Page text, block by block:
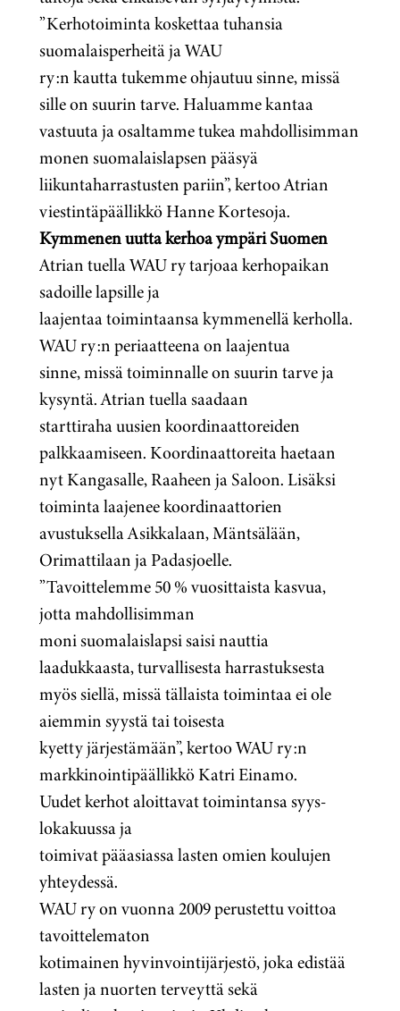
”Kerhotoiminta koskettaa tuhansia
suomalaisperheitä ja WAU
ry:n kautta tukemme ohjautuu sinne, missä
sille on suurin tarve. Haluamme kantaa
vastuuta ja osaltamme tukea mahdollisimman
monen suomalaislapsen pääsyä
liikuntaharrastusten pariin”, kertoo Atrian
viestintäpäällikkö Hanne Kortesoja.
Kymmenen uutta kerhoa ympäri Suomen
Atrian tuella WAU ry tarjoaa kerhopaikan
sadoille lapsille ja
laajentaa toimintaansa kymmenellä kerholla.
WAU ry:n periaatteena on laajentua
sinne, missä toiminnalle on suurin tarve ja
kysyntä. Atrian tuella saadaan
starttiraha uusien koordinaattoreiden
palkkaamiseen. Koordinaattoreita haetaan
nyt Kangasalle, Raaheen ja Saloon. Lisäksi
toiminta laajenee koordinaattorien
avustuksella Asikkalaan, Mäntsälään,
Orimattilaan ja Padasjoelle.
”Tavoittelemme 50 % vuosittaista kasvua,
jotta mahdollisimman
moni suomalaislapsi saisi nauttia
laadukkaasta, turvallisesta harrastuksesta
myös siellä, missä tällaista toimintaa ei ole
aiemmin syystä tai toisesta
kyetty järjestämään”, kertoo WAU ry:n
markkinointipäällikkö Katri Einamo.
Uudet kerhot aloittavat toimintansa syys-
lokakuussa ja
toimivat pääasiassa lasten omien koulujen
yhteydessä.
WAU ry on vuonna 2009 perustettu voittoa
tavoittelematon
kotimainen hyvinvointijärjestö, joka edistää
lasten ja nuorten terveyttä sekä